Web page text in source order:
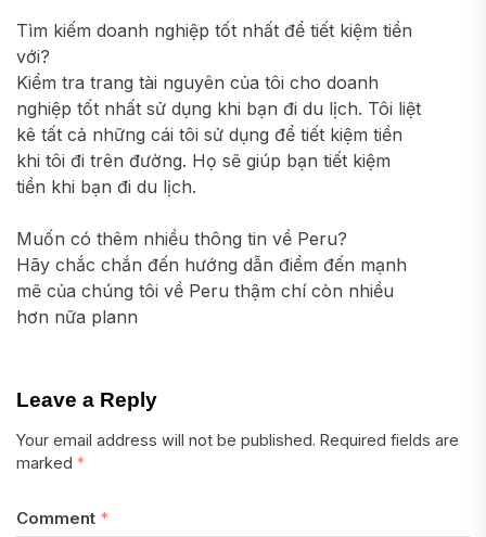
Tìm kiếm doanh nghiệp tốt nhất để tiết kiệm tiền
với?
Kiểm tra trang tài nguyên của tôi cho doanh
nghiệp tốt nhất sử dụng khi bạn đi du lịch. Tôi liệt
kê tất cả những cái tôi sử dụng để tiết kiệm tiền
khi tôi đi trên đường. Họ sẽ giúp bạn tiết kiệm
tiền khi bạn đi du lịch.
Muốn có thêm nhiều thông tin về Peru?
Hãy chắc chắn đến hướng dẫn điểm đến mạnh
mẽ của chúng tôi về Peru thậm chí còn nhiều
hơn nữa plann
Leave a Reply
Your email address will not be published. Required fields are
marked *
Comment *